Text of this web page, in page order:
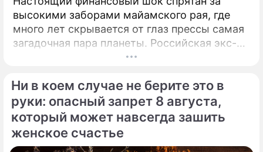
"Диагноз – ДЦП": родившая дочь из
пробирки Фриске просит деньги на
лечение
высокими заборами майамского рая, где
много лет скрывается от глаз прессы самая
загадочная пара планеты. Российская экс-
теннисистка Анна Курникова и испанский
двадцати лет удерживают статус одной из
самых закрытых и непубличных пар
мирового шоу-бизнеса.
Ни в коем случае не берите это в
руки: опасный запрет 8 августа,
который может навсегда зашить
женское счастье